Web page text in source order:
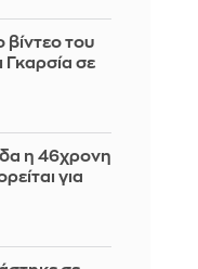
βίντεο του
Γκαρσία σε
η 46χρονη
για